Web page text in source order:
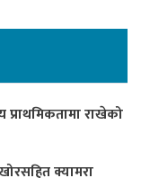
प्राथमिकतामा राखेको
क्यामरा